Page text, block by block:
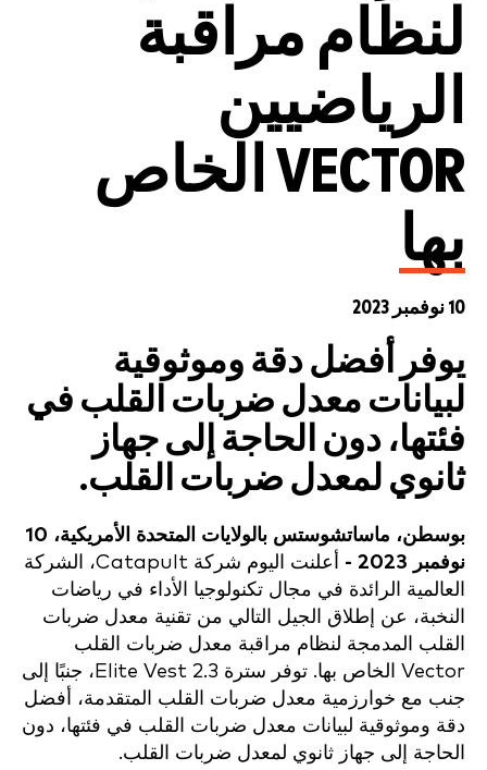
لنظام مراقبة
الرياضيين
VECTOR الخاص
بها
10 نوفمبر 2023
يوفر أفضل دقة وموثوقية
لبيانات معدل ضربات القلب في
فئتها، دون الحاجة إلى جهاز
ثانوي لمعدل ضربات القلب.
بوسطن، ماساتشوستس بالولايات المتحدة الأمريكية، 10
نوفمبر 2023 -
أعلنت اليوم شركة Catapult، الشركة
العالمية الرائدة في مجال تكنولوجيا الأداء في رياضات
النخبة، عن إطلاق الجيل التالي من تقنية معدل ضربات
القلب المدمجة لنظام مراقبة معدل ضربات القلب
Vector الخاص بها. توفر سترة Elite Vest 2.3، جنبًا إلى
جنب مع خوارزمية معدل ضربات القلب المتقدمة، أفضل
دقة وموثوقية لبيانات معدل ضربات القلب في فئتها، دون
الحاجة إلى جهاز ثانوي لمعدل ضربات القلب.